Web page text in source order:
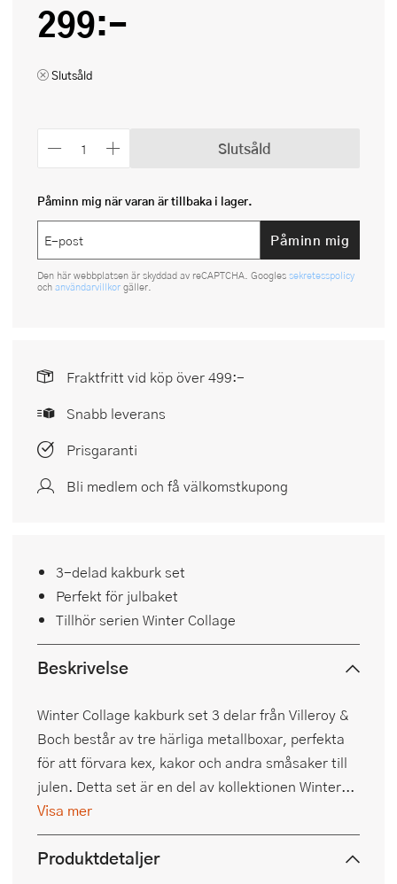
299:-
Slutsåld
Slutsåld
Påminn mig när varan är tillbaka i lager.
Påminn mig
Den här webbplatsen är skyddad av reCAPTCHA. Googles sekretesspolicy
och användarvillkor gäller.
Fraktfritt vid köp över 499:-
Snabb leverans
Prisgaranti
Bli medlem och få välkomstkupong
3-delad kakburk set
Perfekt för julbaket
Tillhör serien Winter Collage
Beskrivelse
Winter Collage kakburk set 3 delar från Villeroy &
Boch består av tre härliga metallboxar, perfekta
för att förvara kex, kakor och andra småsaker till
julen. Detta set är en del av kollektionen Winter...
Visa mer
Produktdetaljer